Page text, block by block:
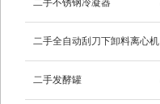
二手不锈钢冷凝器
二手全自动刮刀下卸料离心机
二手发酵罐